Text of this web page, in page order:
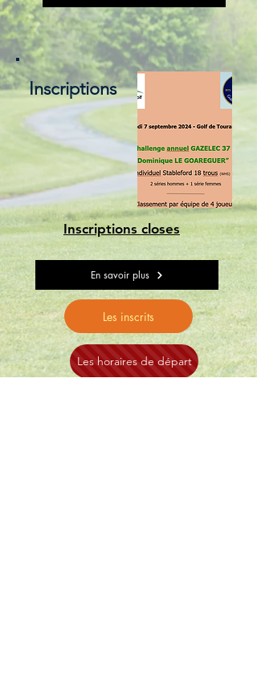
Inscriptions
Inscriptions closes
En savoir plus
Les inscrits
Les horaires de départ